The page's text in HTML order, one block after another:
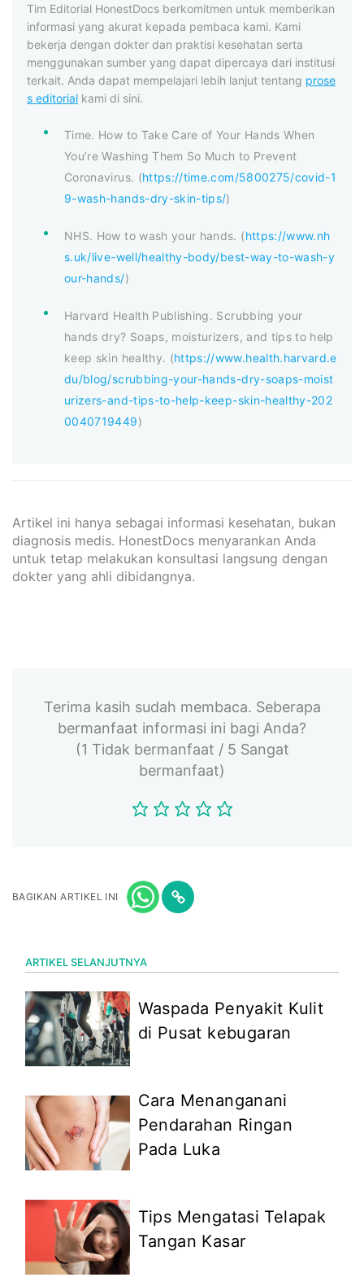
Tim Editorial HonestDocs berkomitmen untuk memberikan
informasi yang akurat kepada pembaca kami. Kami
bekerja dengan dokter dan praktisi kesehatan serta
menggunakan sumber yang dapat dipercaya dari institusi
terkait. Anda dapat mempelajari lebih lanjut tentang prose
s editorial kami di sini.
Time. How to Take Care of Your Hands When
You’re Washing Them So Much to Prevent
Coronavirus. (https://time.com/5800275/covid-1
9-wash-hands-dry-skin-tips/)
NHS. How to wash your hands. (https://www.nh
s.uk/live-well/healthy-body/best-way-to-wash-y
our-hands/)
Harvard Health Publishing. Scrubbing your
hands dry? Soaps, moisturizers, and tips to help
keep skin healthy. (https://www.health.harvard.e
du/blog/scrubbing-your-hands-dry-soaps-moist
urizers-and-tips-to-help-keep-skin-healthy-202
0040719449)
Artikel ini hanya sebagai informasi kesehatan, bukan
diagnosis medis. HonestDocs menyarankan Anda
untuk tetap melakukan konsultasi langsung dengan
dokter yang ahli dibidangnya.
Terima kasih sudah membaca. Seberapa
bermanfaat informasi ini bagi Anda?
(1 Tidak bermanfaat / 5 Sangat
bermanfaat)
BAGIKAN ARTIKEL INI
ARTIKEL SELANJUTNYA
Waspada Penyakit Kulit
di Pusat kebugaran
Cara Menanganani
Pendarahan Ringan
Pada Luka
Tips Mengatasi Telapak
Tangan Kasar